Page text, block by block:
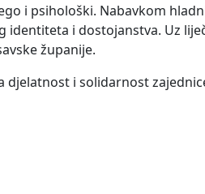
i psihološki. Nabavkom
i dostojanstva. Uz
županije.
i solidarnost